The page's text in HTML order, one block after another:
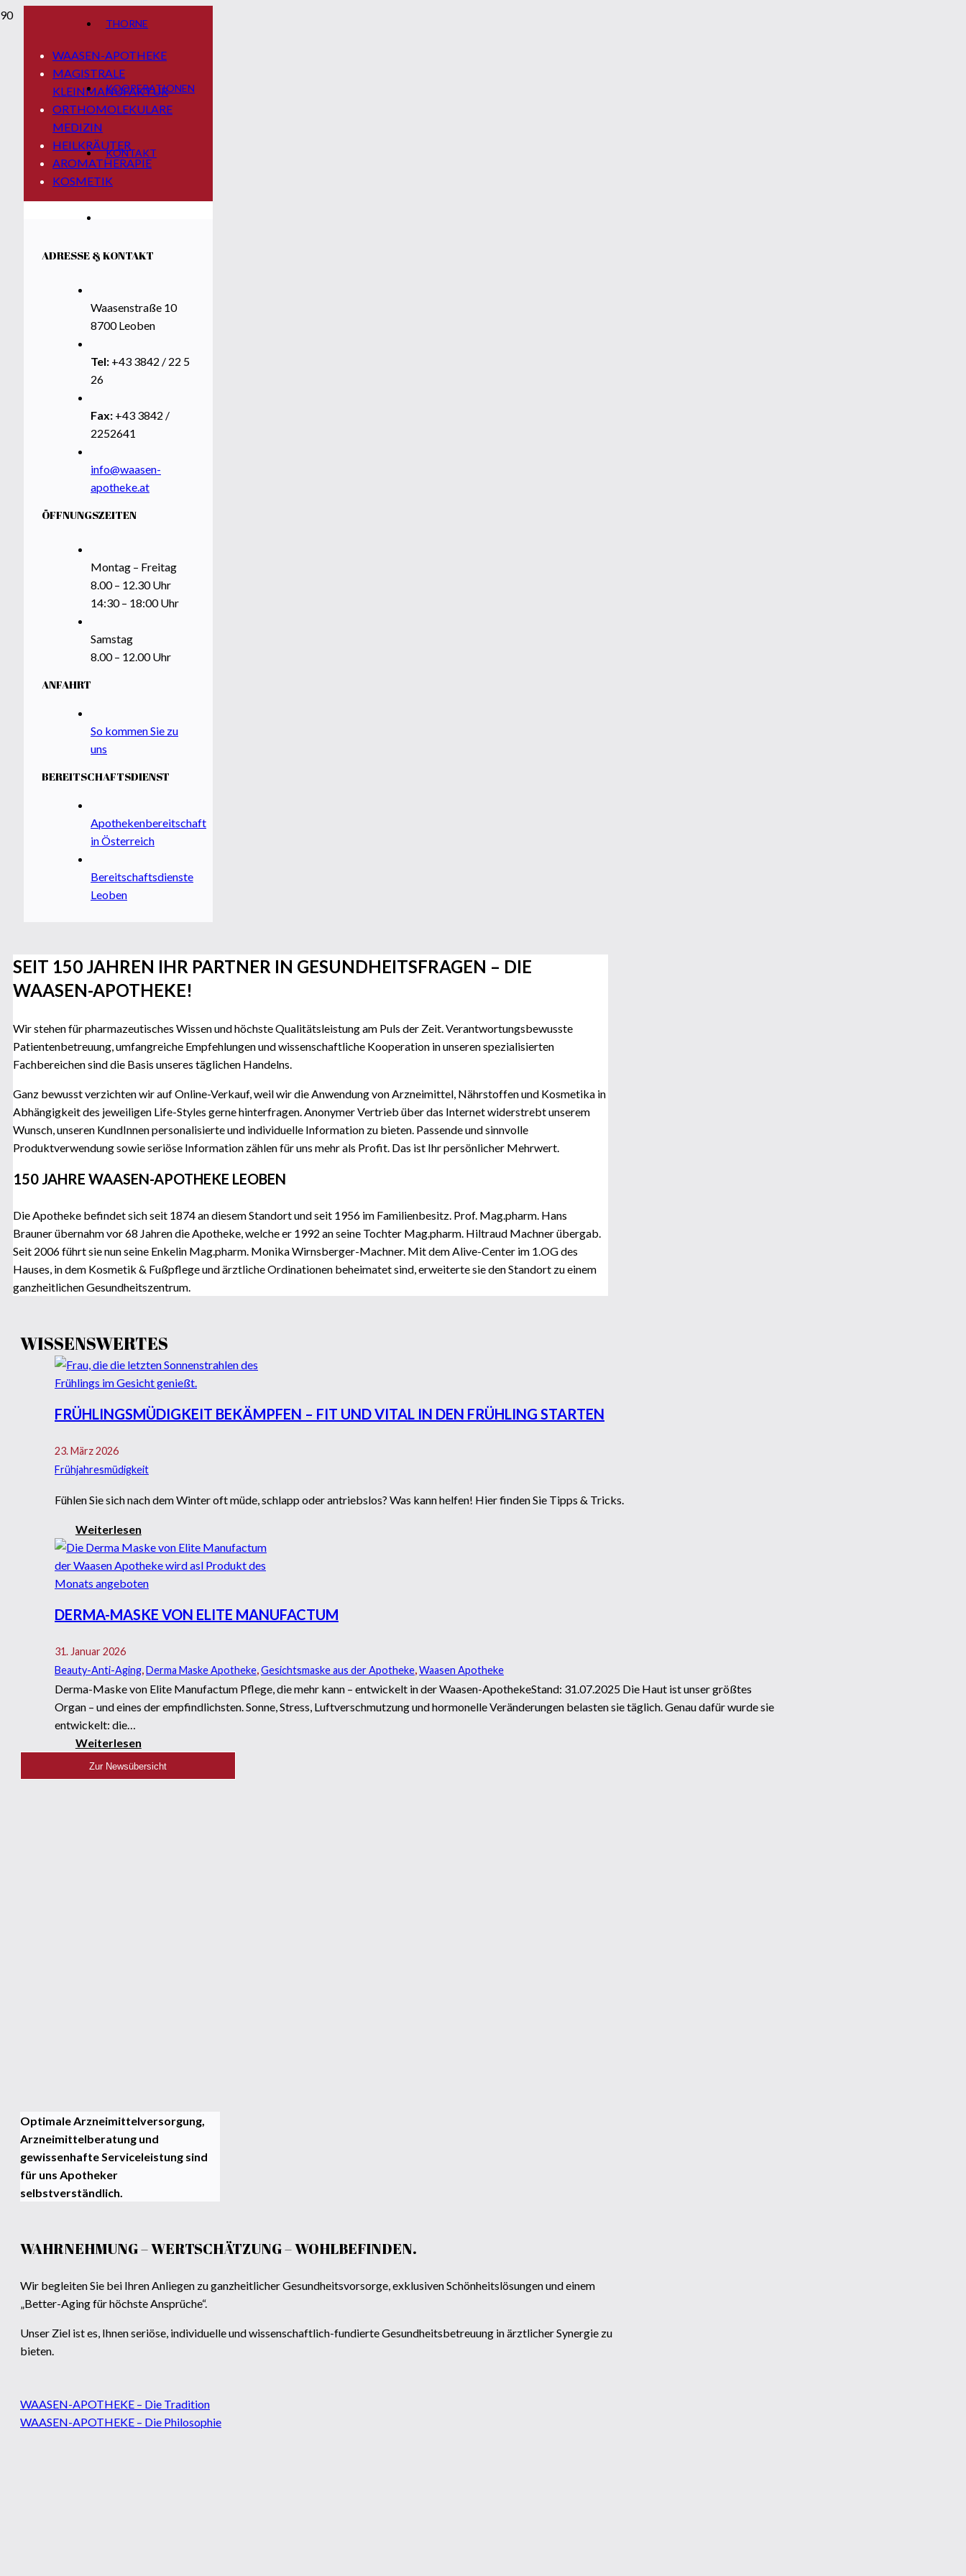
THORNE
KOOPERATIONEN
KONTAKT
WAASEN-APOTHEKE
MAGISTRALE
KLEINMANUFAKTUR
ORTHOMOLEKULARE
MEDIZIN
HEILKRÄUTER
AROMATHERAPIE
KOSMETIK
ADRESSE & KONTAKT
Waasenstraße 10
8700 Leoben
Tel: +43 3842 / 22 5
26
Fax: +43 3842 /
2252641
info@waasen-
apotheke.at
ÖFFNUNGSZEITEN
Montag – Freitag
8.00 – 12.30 Uhr
14:30 – 18:00 Uhr
Samstag
​8.00 – 12.00 Uhr
ANFAHRT
So kommen Sie zu
uns
BEREITSCHAFTSDIENST
Apothekenbereitschaft
in Österreich
Bereitschaftsdienste
Leoben
SEIT 150 JAHREN IHR PARTNER IN GESUNDHEITSFRAGEN – DIE
WAASEN-APOTHEKE!
Wir stehen für pharmazeutisches Wissen und höchste Qualitätsleistung am Puls der Zeit. Verantwortungsbewusste
Patientenbetreuung, umfangreiche Empfehlungen und wissenschaftliche Kooperation in unseren spezialisierten
Fachbereichen sind die Basis unseres täglichen Handelns.
Ganz bewusst verzichten wir auf Online-Verkauf, weil wir die Anwendung von Arzneimittel, Nährstoffen und Kosmetika in
Abhängigkeit des jeweiligen Life-Styles gerne hinterfragen. Anonymer Vertrieb über das Internet widerstrebt unserem
Wunsch, unseren KundInnen personalisierte und individuelle Information zu bieten. Passende und sinnvolle
Produktverwendung sowie seriöse Information zählen für uns mehr als Profit. Das ist Ihr persönlicher Mehrwert.
150 JAHRE WAASEN-APOTHEKE LEOBEN
Die Apotheke befindet sich seit 1874 an diesem Standort und seit 1956 im Familienbesitz. Prof. Mag.pharm. Hans
Brauner übernahm vor 68 Jahren die Apotheke, welche er 1992 an seine Tochter Mag.pharm. Hiltraud Machner übergab.
Seit 2006 führt sie nun seine Enkelin Mag.pharm. Monika Wirnsberger-Machner. Mit dem Alive-Center im 1.OG des
Hauses, in dem Kosmetik & Fußpflege und ärztliche Ordinationen beheimatet sind, erweiterte sie den Standort zu einem
ganzheitlichen Gesundheitszentrum.
WISSENSWERTES
FRÜHLINGSMÜDIGKEIT BEKÄMPFEN – FIT UND VITAL IN DEN FRÜHLING STARTEN
23. März 2026
Frühjahresmüdigkeit
Fühlen Sie sich nach dem Winter oft müde, schlapp oder antriebslos? Was kann helfen! Hier finden Sie Tipps & Tricks.
Weiterlesen
DERMA-MASKE VON ELITE MANUFACTUM
31. Januar 2026
Beauty-Anti-Aging,Derma Maske Apotheke,Gesichtsmaske aus der Apotheke,Waasen Apotheke
Derma-Maske von Elite Manufactum Pflege, die mehr kann – entwickelt in der Waasen-ApothekeStand: 31.07.2025 Die Haut ist unser größtes
Organ – und eines der empfindlichsten. Sonne, Stress, Luftverschmutzung und hormonelle Veränderungen belasten sie täglich. Genau dafür wurde sie
entwickelt: die…
Weiterlesen
Zur Newsübersicht
Optimale Arzneimittelversorgung,
Arzneimittelberatung und
gewissenhafte Serviceleistung sind
für uns Apotheker
selbstverständlich.
WAHRNEHMUNG – WERTSCHÄTZUNG – WOHLBEFINDEN.
Wir begleiten Sie bei Ihren Anliegen zu ganzheitlicher Gesundheitsvorsorge, exklusiven Schönheitslösungen und einem
„Better-Aging für höchste Ansprüche“.
Unser Ziel ist es, Ihnen seriöse, individuelle und wissenschaftlich-fundierte Gesundheitsbetreuung in ärztlicher Synergie zu
bieten.
WAASEN-APOTHEKE – Die Tradition
WAASEN-APOTHEKE – Die Philosophie